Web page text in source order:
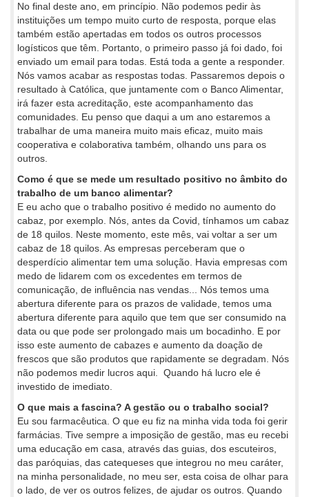
No final deste ano, em princípio. Não podemos pedir às
instituições um tempo muito curto de resposta, porque elas
também estão apertadas em todos os outros processos
logísticos que têm. Portanto, o primeiro passo já foi dado, foi
enviado um email para todas. Está toda a gente a responder.
Nós vamos acabar as respostas todas. Passaremos depois o
resultado à Católica, que juntamente com o Banco Alimentar,
irá fazer esta acreditação, este acompanhamento das
comunidades. Eu penso que daqui a um ano estaremos a
trabalhar de uma maneira muito mais eficaz, muito mais
cooperativa e colaborativa também, olhando uns para os
outros.
Como é que se mede um resultado positivo no âmbito do
trabalho de um banco alimentar?
E eu acho que o trabalho positivo é medido no aumento do
cabaz, por exemplo. Nós, antes da Covid, tínhamos um cabaz
de 18 quilos. Neste momento, este mês, vai voltar a ser um
cabaz de 18 quilos. As empresas perceberam que o
desperdício alimentar tem uma solução. Havia empresas com
medo de lidarem com os excedentes em termos de
comunicação, de influência nas vendas... Nós temos uma
abertura diferente para os prazos de validade, temos uma
abertura diferente para aquilo que tem que ser consumido na
data ou que pode ser prolongado mais um bocadinho. E por
isso este aumento de cabazes e aumento da doação de
frescos que são produtos que rapidamente se degradam. Nós
não podemos medir lucros aqui. Quando há lucro ele é
investido de imediato.
O que mais a fascina? A gestão ou o trabalho social?
Eu sou farmacêutica. O que eu fiz na minha vida toda foi gerir
farmácias. Tive sempre a imposição de gestão, mas eu recebi
uma educação em casa, através das guias, dos escuteiros,
das paróquias, das catequeses que integrou no meu caráter,
na minha personalidade, no meu ser, esta coisa de olhar para
o lado, de ver os outros felizes, de ajudar os outros. Quando